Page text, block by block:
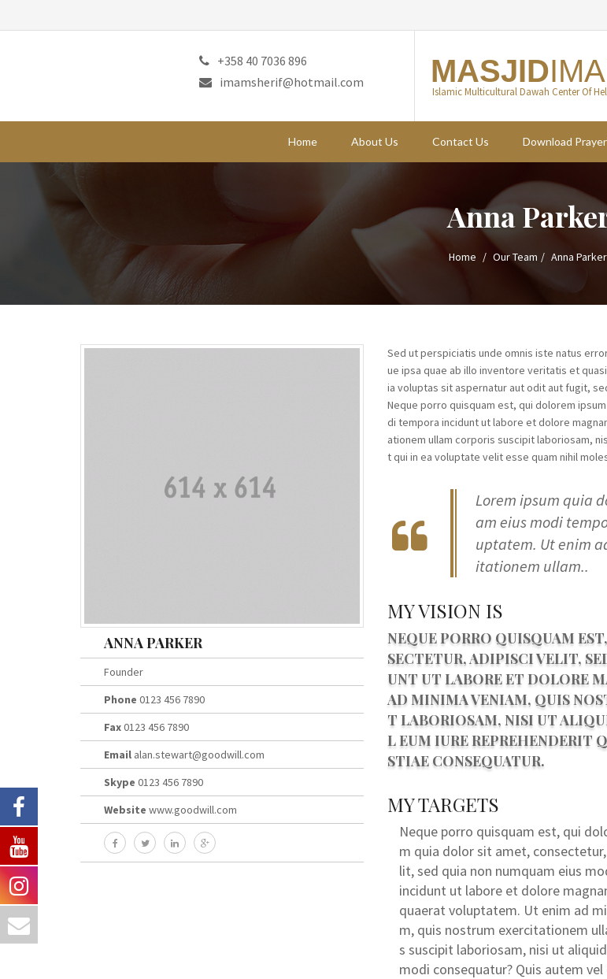
+358 40 7036 896
imamsherif@hotmail.com
MASJID
Islamic Multicultural Dawah Center Of
Home About Us Contact Us Download
Anna
Home Our Team Anna Parker
ANNA PARKER
Founder
Phone 0123 456 7890
Fax0123 456 7890
Email alan.stewart@goodwill.com
Skype 0123 456 7890
Website www.goodwill.com
Sed ut perspiciatis unde omnis iste natus
ue ipsa quae ab illo inventore veritatis et
ia voluptas sit aspernatur aut odit aut fugit,
Neque porro quisquam est, qui dolorem
di tempora incidunt ut labore et dolore
ationem ullam corporis suscipit laboriosam,
t qui in ea voluptate velit esse quam nihil
Lorem ipsum quia
am eius modi
uptatem. Ut enim
itationem ullam..
MY VISION IS
NEQUE PORRO QUISQUAM
SECTETUR, ADIPISCI VELIT,
UNT UT LABORE ET DOLORE
AD MINIMA VENIAM, QUIS
T LABORIOSAM, NISI UT
L EUM IURE REPREHENDERIT
STIAE CONSEQUATUR.
MY TARGETS
Neque porro quisquam est, qui
m quia dolor sit amet,
lit, sed quia non numquam eius
incidunt ut labore et dolore
quaerat voluptatem. Ut enim ad
m, quis nostrum exercitationem
s suscipit laboriosam, nisi ut
modi consequatur? Quis autem vel